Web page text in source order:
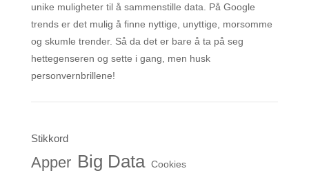
unike muligheter til å sammenstille data. På Google
trends er det mulig å finne nyttige, unyttige, morsomme
og skumle trender. Så da det er bare å ta på seg
hettegenseren og sette i gang, men husk
personvernbrillene!
Stikkord
Apper Big Data Cookies